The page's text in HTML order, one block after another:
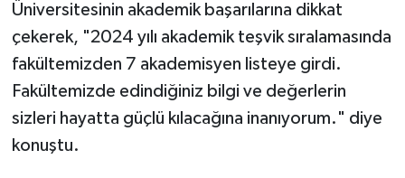
Üniversitesinin akademik başarılarına dikkat
çekerek, "2024 yılı akademik teşvik sıralamasında
fakültemizden 7 akademisyen listeye girdi.
Fakültemizde edindiğiniz bilgi ve değerlerin
sizleri hayatta güçlü kılacağına inanıyorum." diye
konuştu.